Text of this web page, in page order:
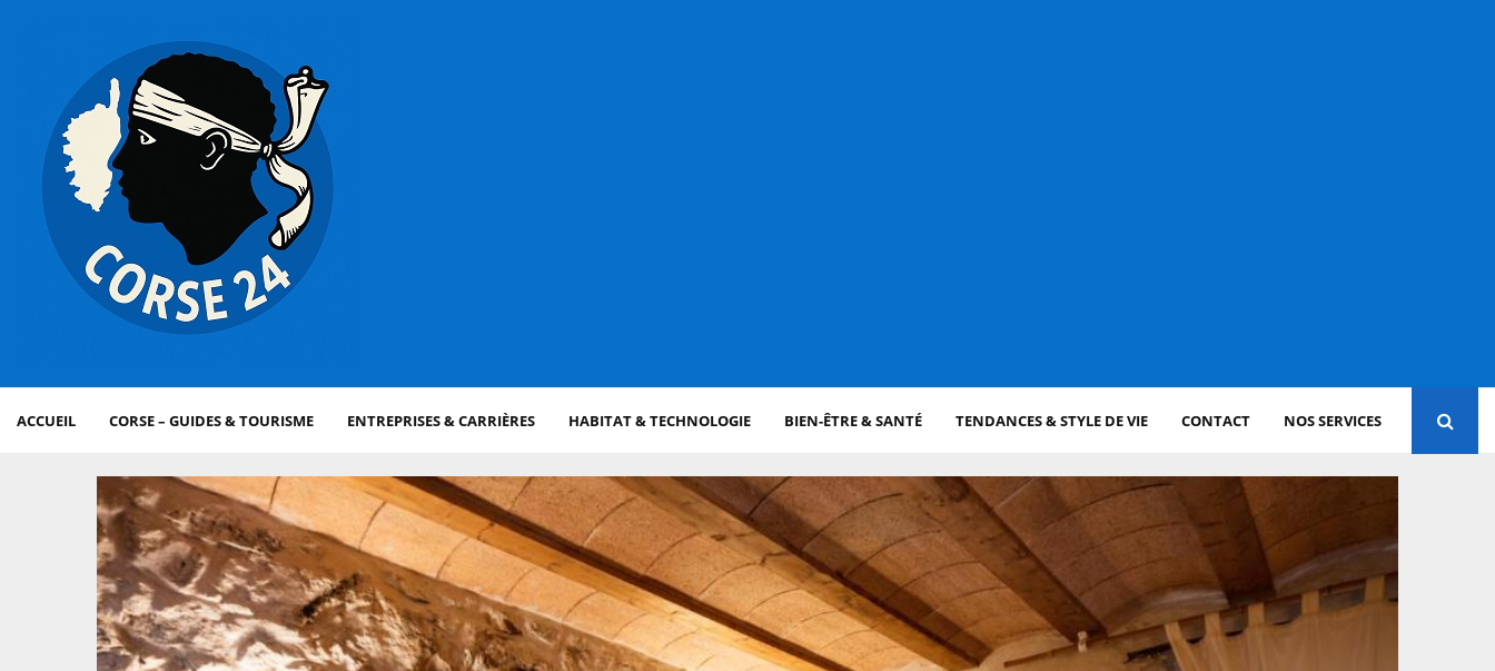
ACCUEIL CORSE – GUIDES & TOURISME ENTREPRISES & CARRIÈRES HABITAT & TECHNOLOGIE BIEN-ÊTRE & SANTÉ TENDANCES & STYLE DE VIE CONTACT NOS SERVICES